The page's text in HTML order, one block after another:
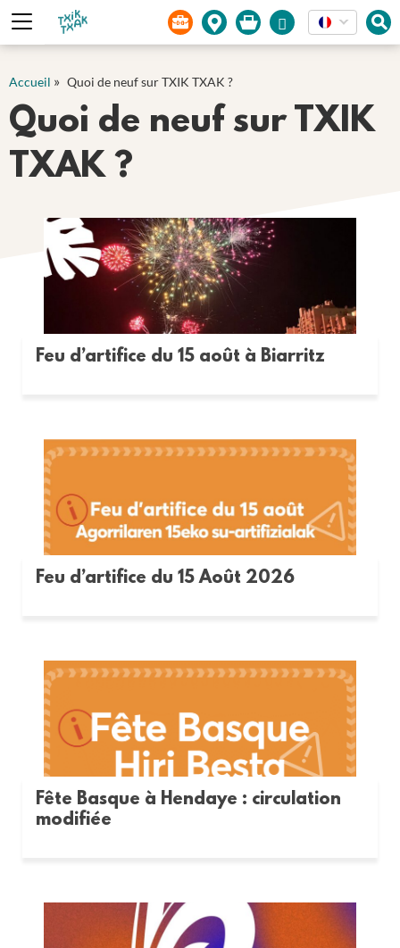
Panneau de gestion des cookies
Accueil » Quoi de neuf sur TXIK TXAK ?
Quoi de neuf sur TXIK
TXAK ?
Feu d’artifice du 15 août à Biarritz
Feu d’artifice du 15 Août 2026
Fête Basque à Hendaye : circulation
modifiée